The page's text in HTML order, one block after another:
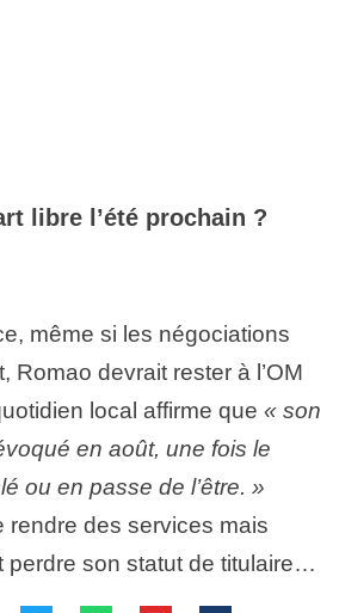
libre l’été prochain ?
même si les négociations
Romao devrait rester à l’OM
local affirme que « son
en août, une fois le
ou en passe de l’être. »
rendre des services mais
perdre son statut de titulaire…